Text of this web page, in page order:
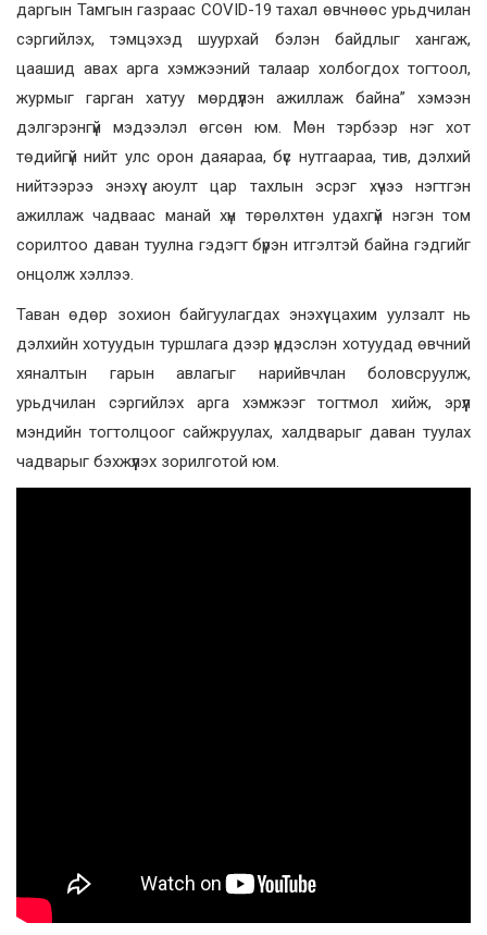
даргын Тамгын газраас COVID-19 тахал өвчнөөс урьдчилан
сэргийлэх, тэмцэхэд шуурхай бэлэн байдлыг хангаж,
цаашид авах арга хэмжээний талаар холбогдох тогтоол,
журмыг гарган хатуу мөрдүүлэн ажиллаж байна” хэмээн
дэлгэрэнгүй мэдээлэл өгсөн юм. Мөн тэрбээр нэг хот
төдийгүй нийт улс орон даяараа, бүс нутгаараа, тив, дэлхий
нийтээрээ энэхүү аюулт цар тахлын эсрэг хүчээ нэгтгэн
ажиллаж чадваас манай хүн төрөлхтөн удахгүй нэгэн том
сорилтоо даван туулна гэдэгт бүрэн итгэлтэй байна гэдгийг
онцолж хэллээ.
Таван өдөр зохион байгуулагдах энэхүү цахим уулзалт нь
дэлхийн хотуудын туршлага дээр үндэслэн хотуудад өвчний
хяналтын гарын авлагыг нарийвчлан боловсруулж,
урьдчилан сэргийлэх арга хэмжээг тогтмол хийж, эрүүл
мэндийн тогтолцоог сайжруулах, халдварыг даван туулах
чадварыг бэхжүүлэх зорилготой юм.